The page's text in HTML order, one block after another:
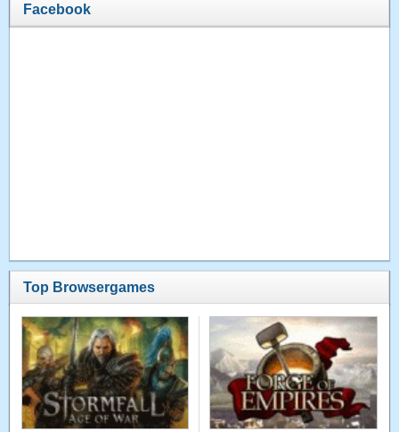
Facebook
Top Browsergames